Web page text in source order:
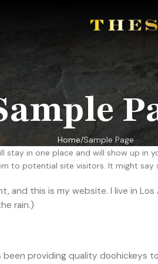
Home Sample Page
stay in one place and will show up in
to potential site visitors. It might say
and this is my website. I live in
rain.)
been providing quality doohickeys